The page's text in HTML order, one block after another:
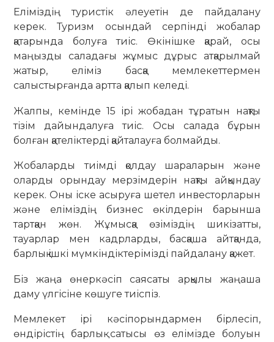
Еліміздің туристік әлеуетін де пайдалану
керек. Туризм осындай серпінді жобалар
қатарында болуға тиіс. Өкінішке қарай, осы
маңызды саладағы жұмыс дұрыс атқарылмай
жатыр, еліміз басқа мемлекеттермен
салыстырғанда артта қалып келеді.
Жалпы, кемінде 15 ірі жобадан тұратын нақты
тізім дайындалуға тиіс. Осы салада бұрын
болған қателіктерді қайталауға болмайды.
Жобаларды тиімді қолдау шараларын және
оларды орындау мерзімдерін нақты айқындау
керек. Оны іске асыруға шетел инвесторларын
және еліміздің бизнес өкілдерін барынша
тартқан жөн. Жұмысқа өзіміздің шикізатты,
тауарлар мен кадрларды, басқаша айтқанда,
барлық ішкі мүмкіндіктерімізді пайдалану қажет.
Біз жаңа өнеркәсіп саясаты арқылы жаңаша
даму үлгісіне көшуге тиіспіз.
Мемлекет ірі кәсіпорындармен бірлесіп,
өндірістің барлық сатысы өз елімізде болуын